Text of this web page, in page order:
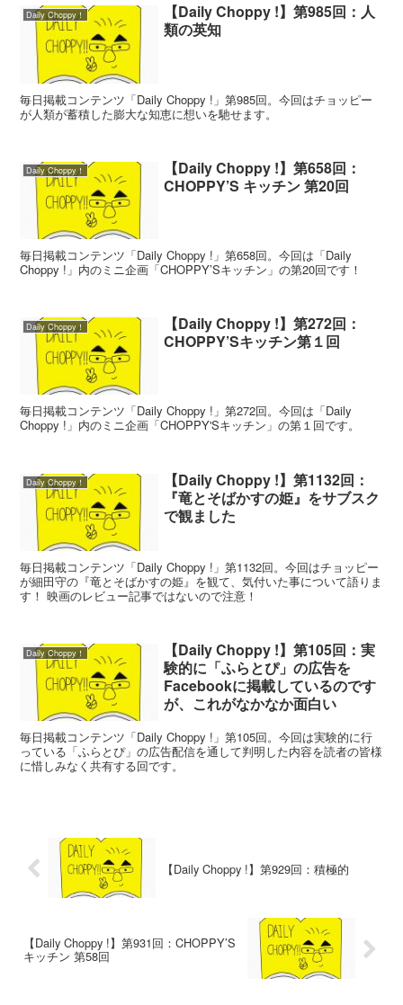
Daily Choppy！
【Daily Choppy !】第985回：人
類の英知
毎日掲載コンテンツ「Daily Choppy !」第985回。今回はチョッピー
が人類が蓄積した膨大な知恵に想いを馳せます。
Daily Choppy！
【Daily Choppy !】第658回：
CHOPPY’S キッチン 第20回
毎日掲載コンテンツ「Daily Choppy !」第658回。今回は「Daily
Choppy !」内のミニ企画「CHOPPY’Sキッチン」の第20回です！
Daily Choppy！
【Daily Choppy !】第272回：
CHOPPY’Sキッチン第１回
毎日掲載コンテンツ「Daily Choppy !」第272回。今回は「Daily
Choppy !」内のミニ企画「CHOPPY'Sキッチン」の第１回です。
Daily Choppy！
【Daily Choppy !】第1132回：
『竜とそばかすの姫』をサブスク
で観ました
毎日掲載コンテンツ「Daily Choppy !」第1132回。今回はチョッピー
が細田守の『竜とそばかすの姫』を観て、気付いた事について語りま
す！ 映画のレビュー記事ではないので注意！
Daily Choppy！
【Daily Choppy !】第105回：実
験的に「ふらとぴ」の広告を
Facebookに掲載しているのです
が、これがなかなか面白い
毎日掲載コンテンツ「Daily Choppy !」第105回。今回は実験的に行
っている「ふらとぴ」の広告配信を通して判明した内容を読者の皆様
に惜しみなく共有する回です。
【Daily Choppy !】第929回：積極的
【Daily Choppy !】第931回：CHOPPY’S
キッチン 第58回